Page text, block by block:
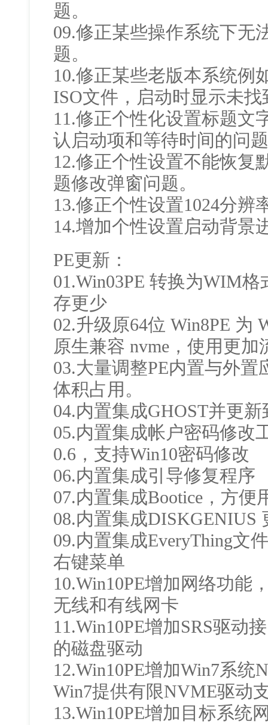
题。
09.修正某些操作系统下无
题。
10.修正某些老版本系统例
ISO文件，启动时显示未
11.修正个性化设置标题文
认启动项和等待时间的问
12.修正个性设置不能恢复
题修改弹窗问题。
13.修正个性设置1024分辨
14.增加个性设置启动背景
PE更新：
01.Win03PE 转换为WIM
存更少
02.升级原64位 Win8PE 为
原生兼容 nvme，使用更加
03.大量调整PE内置与外
体积占用。
04.内置集成GHOST并更新
05.内置集成帐户密码修改
0.6，支持Win10密码修改
06.内置集成引导修复程序
07.内置集成Bootice，方便
08.内置集成DISKGENIUS
09.内置集成EveryThing文
右键菜单
10.Win10PE增加网络功能
无线和有线网卡
11.Win10PE增加SRS驱动
的磁盘驱动
12.Win10PE增加Win7系
Win7提供有限NVME驱动
13.Win10PE增加目标系统